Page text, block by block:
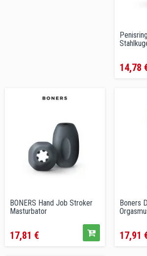
14,78
BONERS Hand Job Stroker
Masturbator
17,81 €
Boners
17,91